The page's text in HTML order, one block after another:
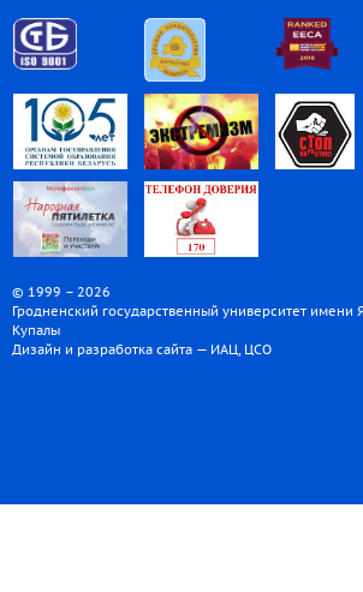
© 1999 – 2026
Гродненский государственный университет имени
Купалы
Дизайн и разработка сайта — ИАЦ, ЦСО